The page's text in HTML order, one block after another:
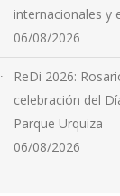
internacionales y
06/08/2026
ReDi 2026:
celebración del
Parque Urquiza
06/08/2026